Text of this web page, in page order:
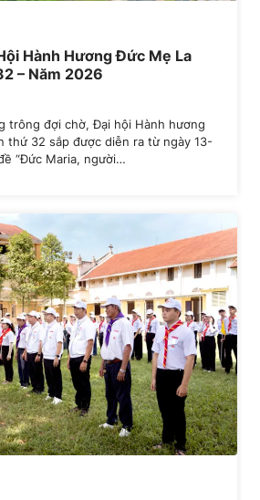
Hành Hương Đức Mẹ La
– Năm 2026
trông đợi chờ, Đại hội Hành hương
thứ 32 sắp được diễn ra từ ngày 13-
“Đức Maria, người…